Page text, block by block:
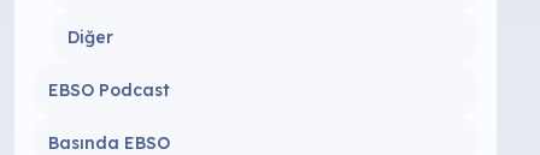
Diğer
EBSO Podcast
Basında EBSO